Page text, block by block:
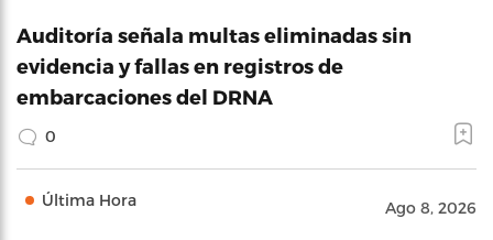
Auditoría señala multas eliminadas sin
evidencia y fallas en registros de
embarcaciones del DRNA
0
Última Hora Ago 8, 2026